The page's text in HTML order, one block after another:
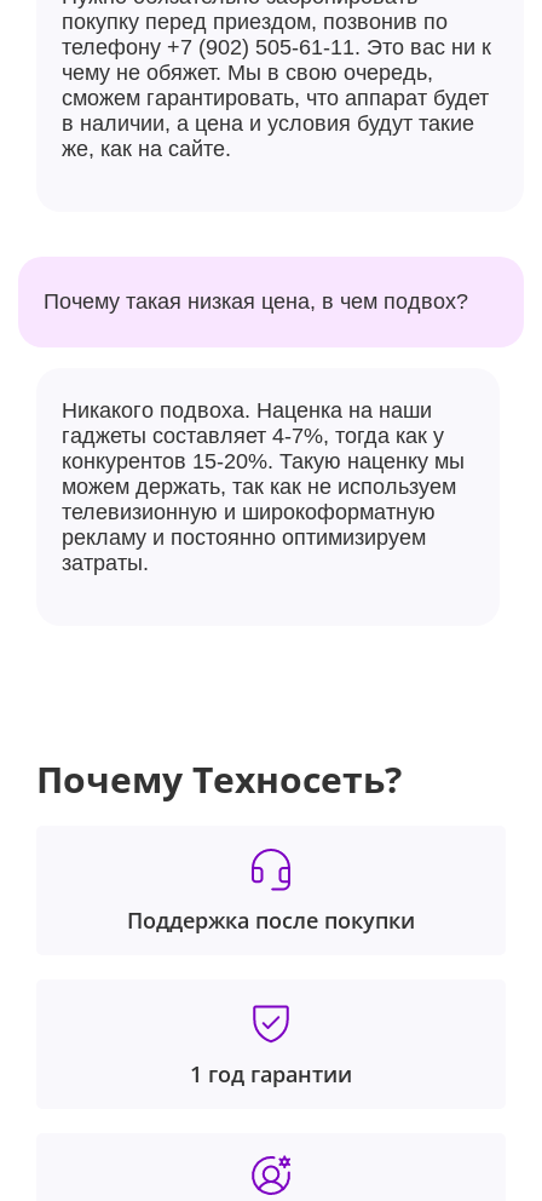
покупку перед приездом, позвонив по
телефону +7 (902) 505-61-11. Это вас ни к
чему не обяжет. Мы в свою очередь,
сможем гарантировать, что аппарат будет
в наличии, а цена и условия будут такие
же, как на сайте.
Почему такая низкая цена, в чем подвох?
Никакого подвоха. Наценка на наши
гаджеты составляет 4-7%, тогда как у
конкурентов 15-20%. Такую наценку мы
можем держать, так как не используем
телевизионную и широкоформатную
рекламу и постоянно оптимизируем
затраты.
Почему Техносеть?
Поддержка после покупки
1 год гарантии